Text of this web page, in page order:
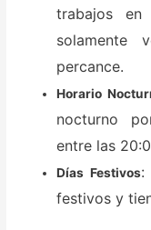
trabajos
solamente
percance.
Horario
nocturno
entre las
Días Festivos:
festivos y